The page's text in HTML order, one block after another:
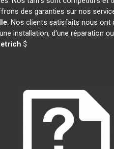
des garanties sur nos
. Nos clients satisfaits nous ont
installation, d'une réparation
$